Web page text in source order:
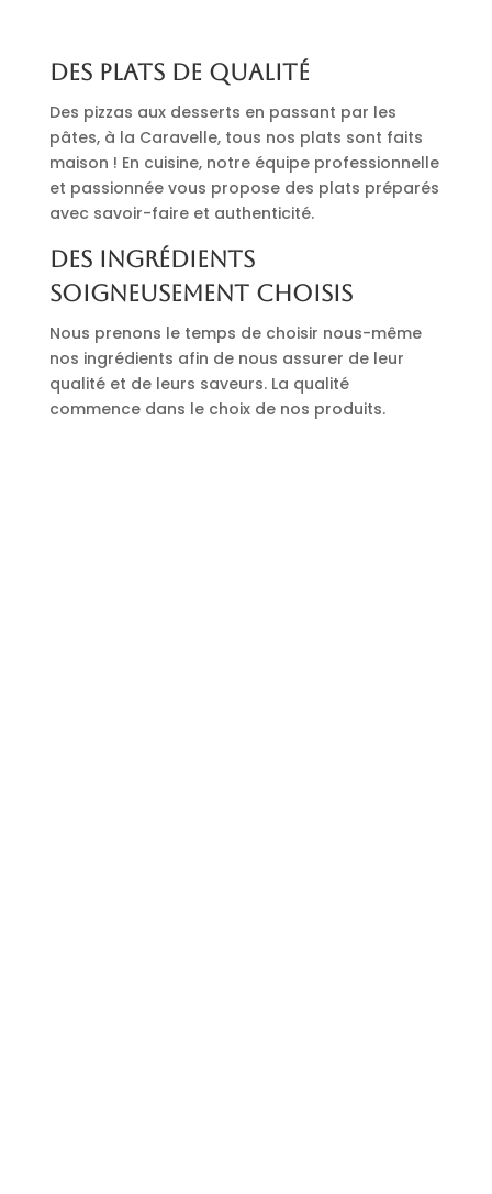
Des plats de qualité
Des pizzas aux desserts en passant par les
pâtes, à la Caravelle, tous nos plats sont faits
maison ! En cuisine, notre équipe professionnelle
et passionnée vous propose des plats préparés
avec savoir-faire et authenticité.
Des ingrédients
soigneusement choisis
Nous prenons le temps de choisir nous-même
nos ingrédients afin de nous assurer de leur
qualité et de leurs saveurs. La qualité
commence dans le choix de nos produits.